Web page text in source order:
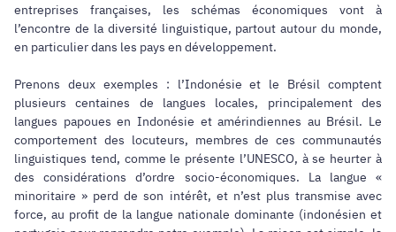
entreprises françaises, les schémas économiques vont à
l’encontre de la diversité linguistique, partout autour du monde,
en particulier dans les pays en développement.
Prenons deux exemples : l’Indonésie et le Brésil comptent
plusieurs centaines de langues locales, principalement des
langues papoues en Indonésie et amérindiennes au Brésil. Le
comportement des locuteurs, membres de ces communautés
linguistiques tend, comme le présente l’UNESCO, à se heurter à
des considérations d’ordre socio-économiques. La langue «
minoritaire » perd de son intérêt, et n’est plus transmise avec
force, au profit de la langue nationale dominante (indonésien et